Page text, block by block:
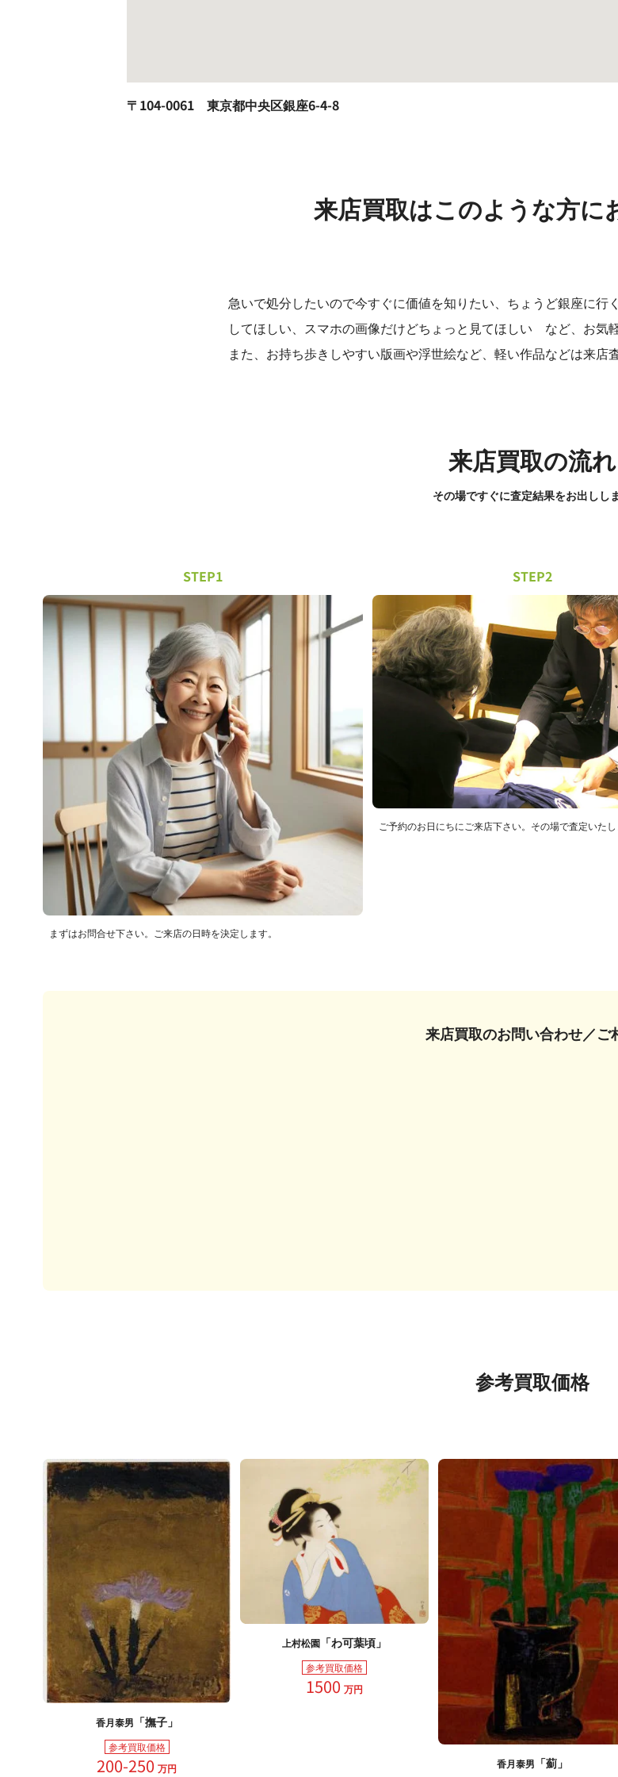
〒104-0061 東京都中央区銀座6-4-8
来店買取はこのような方に
急いで処分したいので今すぐに価値を知りたい、ちょうど銀座に行
してほしい、スマホの画像だけどちょっと見てほしい など、お気
また、お持ち歩きしやすい版画や浮世絵など、軽い作品などは来店
来店買取の流れ
その場ですぐに査定結果をお出しし
STEP1
まずはお問合せ下さい。ご来店の日時を決定します。
STEP2
ご予約のお日にちにご来店下さい。その場で査定いたし
来店買取のお問い合わせ／ご
参考買取価格
香月泰男 「撫子」
参考買取価格
200-250 万円
上村松園 「わ可葉頃」
参考買取価格
1500 万円
香月泰男 「薊」